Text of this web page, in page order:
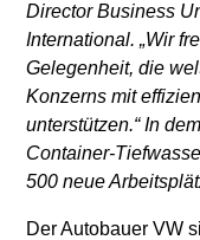
Director Business
International. „Wir
Gelegenheit, die
Konzerns mit
unterstützen.“ In
Container-
500 neue
Der Autobauer VW